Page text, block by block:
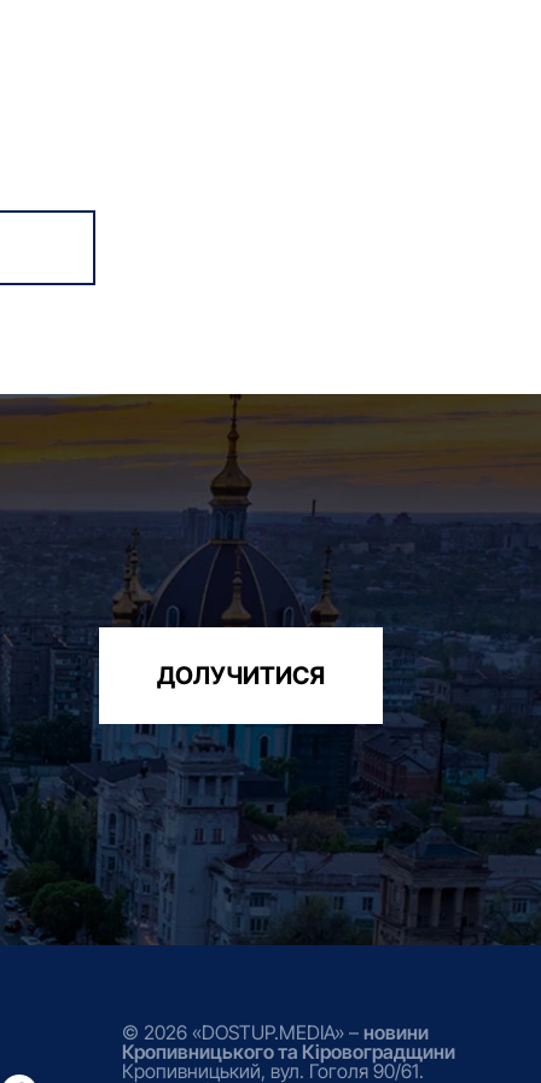
ДОЛУЧИТИСЯ
© 2026 «DOSTUP.MEDIA» – новини
Кропивницького та Кіровоградщини
Кропивницький, вул. Гоголя 90/61.